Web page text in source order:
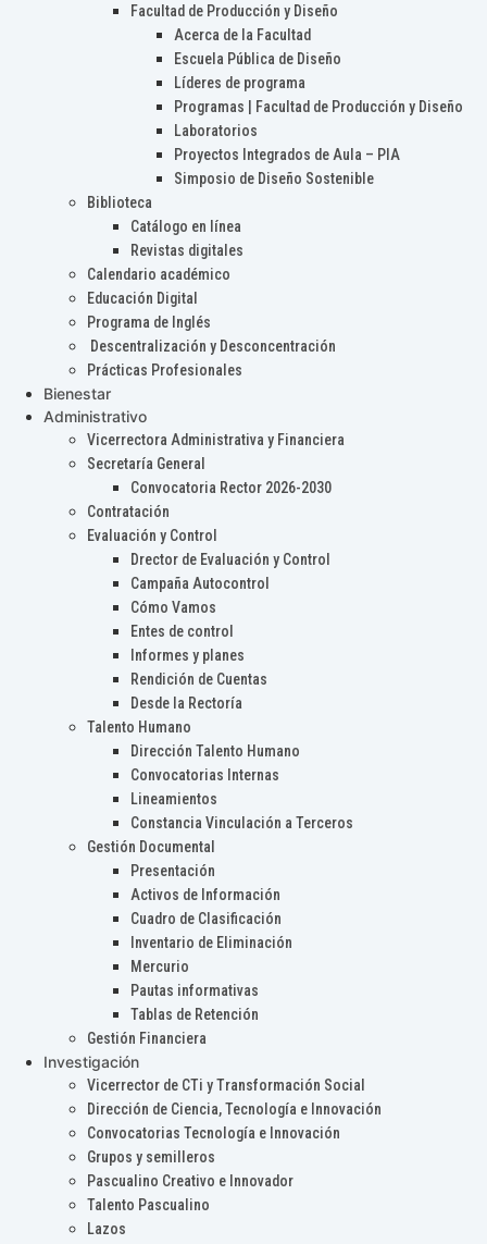
Facultad de Producción y Diseño
Acerca de la Facultad
Escuela Pública de Diseño
Líderes de programa
Programas | Facultad de Producción y Diseño
Laboratorios
Proyectos Integrados de Aula – PIA
Simposio de Diseño Sostenible
Biblioteca
Catálogo en línea
Revistas digitales
Calendario académico
Educación Digital
Programa de Inglés
Descentralización y Desconcentración
Prácticas Profesionales
Bienestar
Administrativo
Vicerrectora Administrativa y Financiera
Secretaría General
Convocatoria Rector 2026-2030
Contratación
Evaluación y Control
Drector de Evaluación y Control
Campaña Autocontrol
Cómo Vamos
Entes de control
Informes y planes
Rendición de Cuentas
Desde la Rectoría
Talento Humano
Dirección Talento Humano
Convocatorias Internas
Lineamientos
Constancia Vinculación a Terceros
Gestión Documental
Presentación
Activos de Información
Cuadro de Clasificación
Inventario de Eliminación
Mercurio
Pautas informativas
Tablas de Retención
Gestión Financiera
Investigación
Vicerrector de CTi y Transformación Social
Dirección de Ciencia, Tecnología e Innovación
Convocatorias Tecnología e Innovación
Grupos y semilleros
Pascualino Creativo e Innovador
Talento Pascualino
Lazos